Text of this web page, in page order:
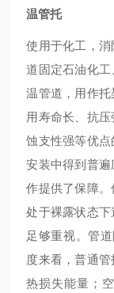
温管托
使用于化工，
道固定石油化
温管道，用作
用寿命长、抗
蚀支性强等优点
安装中得到普
作提供了保障
处于裸露状态
足够重视。管
度来看，普通
热损失能量；